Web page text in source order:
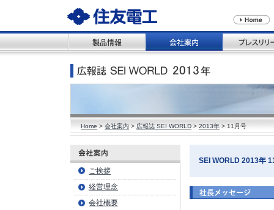
Home > 会社案内 > 広報誌 SEI WORLD > 2013年 > 11月号
ご挨拶
経営理念
会社概要
SEI WORLD 2013年